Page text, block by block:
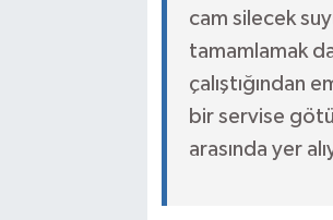
cam silecek
tamamlamak
çalıştığından
bir servise
arasında yer